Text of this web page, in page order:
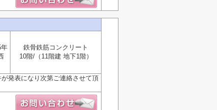
鉄骨鉄筋コンクリート
10階/（11階建 地下1階）
発表になり次第ご連絡させて頂